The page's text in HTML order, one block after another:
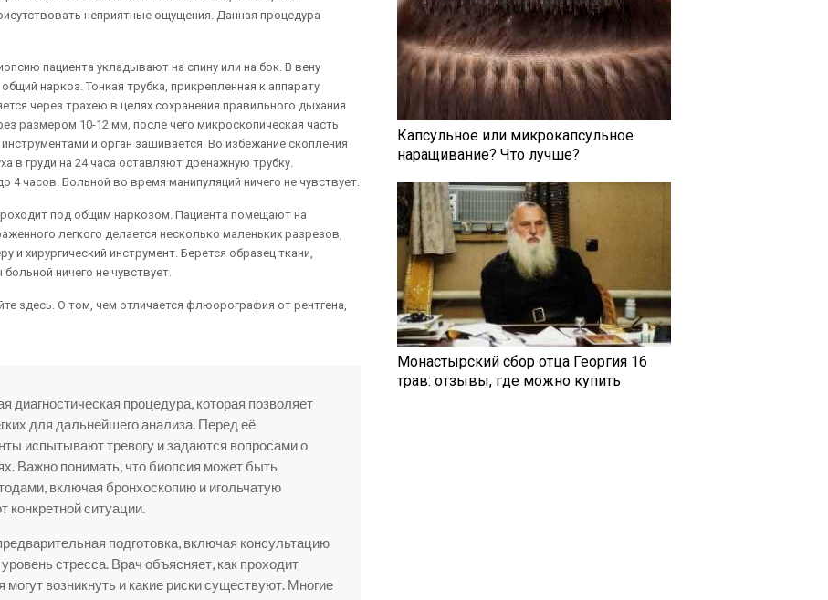
неприятные ощущения. Данная процедура
пациента укладывают на спину или на бок. В вену
наркоз. Тонкая трубка, прикрепленная к аппарату
через трахею в целях сохранения правильного дыхания
размером 10-12 мм, после чего микроскопическая часть
и орган зашивается. Во избежание скопления
в груди на 24 часа оставляют дренажную трубку.
4 часов. Больной во время манипуляций ничего не чувствует.
под общим наркозом. Пациента помещают на
легкого делается несколько маленьких разрезов,
хирургический инструмент. Берется образец ткани,
ничего не чувствует.
здесь. О том, чем отличается флюорография от рентгена,
диагностическая процедура, которая позволяет
для дальнейшего анализа. Перед её
испытывают тревогу и задаются вопросами о
Важно понимать, что биопсия может быть
включая бронхоскопию и игольчатую
конкретной ситуации.
подготовка, включая консультацию
стресса. Врач объясняет, как проходит
возникнуть и какие риски существуют. Многие
Капсульное или микрокапсульное
наращивание? Что лучше?
Монастырский сбор отца Георгия 16
трав: отзывы, где можно купить